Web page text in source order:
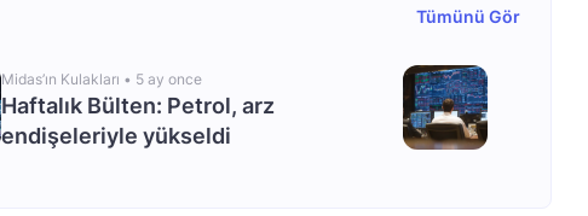
Tümünü Gör
Midas’ın Kulakları • 5 ay once
Haftalık Bülten: Petrol, arz
endişeleriyle yükseldi